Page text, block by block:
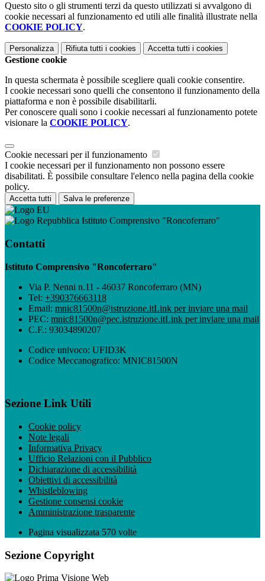
Questo sito o gli strumenti terzi da questo utilizzati si avvalgono di
cookie necessari al funzionamento ed utili alle finalità illustrate nella
COOKIE POLICY.
Personalizza Rifiuta tutti i cookies Accetta tutti i cookies
Gestione cookie
In questa schermata è possibile scegliere quali cookie consentire.
I cookie necessari sono quelli che consentono il funzionamento della
piattaforma e non è possibile disabilitarli.
Per conoscere quali sono i cookie necessari al funzionamento potete
visionare la COOKIE POLICY.
Cookie necessari per il funzionamento
I cookie necessari per il funzionamento non possono essere
disabilitati. È possibile consultare l'elenco nella pagina della cookie
policy.
Accetta tutti Salva le preferenze
Istituto Comprensivo "Roncoferraro"
Contatti
Istituto Comprensivo "Roncoferraro"
Via P. Nenni n.11 - 46037 Roncoferraro (MN)
Tel: +390376663118
Email: mnic81500n@istruzione.itLink per inviare una mail
PEC: mnic81500n@pec.istruzione.itLink per inviare una mail
C.F.: 93034890207
Codice univoco: UFID3K
Codice Meccanografico: MNIC81500N
Sezione Link Utili
Cookie policy
Note legali
Informativa Privacy
Ufficio Relazioni con il Pubblico
Dichiarazione di accessibilità
Obiettivi di accessibilità
Whistleblowing
Gestione consensi cookie
Amministrazione trasparente
Pagina visualizzata 570 volte
Sezione Copyright